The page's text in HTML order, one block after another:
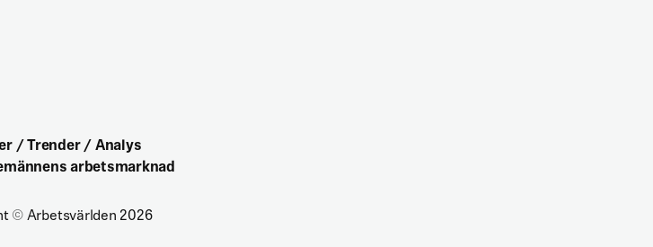
/ Trender / Analys
arbetsmarknad
©Arbetsvärlden 2026